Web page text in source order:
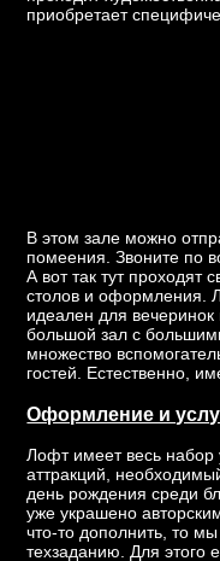
приобретает
В этом зале можно
помеения. Звоните по
А вот так тут проходят
столов и оформления.
идеален для
большой зал с
множество
гостей. Естественно,
Оформление и
Лофт имеет весь набор
аттракций,
день рождения среди
уже украшено
что-то дополнить, то
техзаданию. Для этого